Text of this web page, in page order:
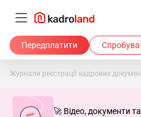
Передплатити
Журнали реєстрації кадрових
🚀 Відео, документи